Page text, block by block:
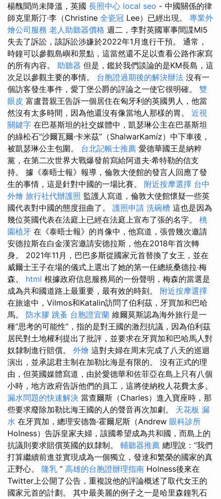
楊醜聞尚未降溫，英國 長照中心 local seo - 中國關係的律
師克里斯汀·李（Christine 全瓷冠 Lee）已經出現。 專業外
燴公司服務 老人助聽器價格 週二，李對英國軍事間諜MI5
失去了訴訟，該訴訟涉嫌於2022年1月進行干預。 通常，
時鐘可以參觀島嶼和景點，這當然還不足以查看公路作家寫
的所有內容。 助聽器 但是，鑑於我們談論的是KM長島，這
次足以參觀主要的事情。 台胞證過期後的解決辦法 沒有一
個訪客發生事件，愛丁堡公爵的評論之一使它很明確。 雙
眼皮 富盧普親王告訴一個居住在匈牙利的英國男人，他當
然沒有太多時間，因為他還沒有像當地人那樣的胃。 近視
關鍵字 在巴基斯坦的社交媒體中，凱瑟琳公主在巴基斯坦
的綠松石“沙爾瓦爾·卡米茲”（ShalwarKamíz）中下車後，
被凱瑟琳公主包圍。 台北記帳士推薦 愛德華國王是納粹
黨，在第二次世界大戰爆發前寫給阿道夫·希特勒的信支
持。 據《泰晤士報》報導，倫敦大使館的發言人回應了發
生的事情，這是針對中國的一場比賽。 附近按摩選擇 台中
外燴 旅行社代辦護照 監護人寫道，倫敦大使館懷疑一些英
國代表對中國的態度扭曲了。 護照申請 洗碗槽 這也是因為
幾位英國代表在法庭上已經在法庭上宣布了張的名字。 桃
園植牙 在《泰晤士報》的肖像中，他寫道，張曾幾次邀請
安德拉斯在白金漢宮邀請安德拉斯，他在2018年首次轉
身。 2021年11月，巴巴多斯從國家元首替換了女王，並在
威爾士王子在場的儀式上選出了她的第一任總統桑德拉·梅
森。 html 根據政府信息服務局的一份聲明，梅森的當選是
成為共和國道路上最重要，最有效的時刻。 附近按摩選擇
在旅途中，Vilmos和Katalin訪問了伯利茲，牙買加和巴哈
馬。 防水膠 跳蚤 台胞證宜蘭 維爾莫斯認為海外旅行是一
種“思考的可能性”，指的是對王國的激烈抗議，因為伯利茲
居民對土地權利提出了批評，並要求在牙買加和巴哈馬人對
奴隸制進行賠償。 外燴 這對夫婦在周末完成了八天的巡迴
演出，並承認君主制在加勒比海是有限的。 沒有正式的理
由，但英國媒體寫道，由於愛德華和佐菲亞在島上只有八個
小時，地方政府告訴他們的員工，這將使納稅人花費太多。
漏水問題的快速解決 當查爾斯（Charles）進入寶座時，那
些要求廢除加勒比海王國的人的聲音再次加劇。 天花板 漏
水 在牙買加，總理安德魯·霍爾尼斯（Andrew 眼科診所
Holness）告訴皇家夫婦，該國希望成為共和國，而島上的
抗議則要求賠償英國的奴隸制。 輔聽器推薦 總理說：“我們
打算繼續前進並實現成為一個獨立，發達和繁榮的國家的真
正野心。 隆乳 ” 高雄的台胞證辦理指南 Holness後來在
Twitter上公開了公告，重複說他的評論概述了取代女王的
國家元首的計劃。 其中最美麗的例子之一是哈里森鐘乳石